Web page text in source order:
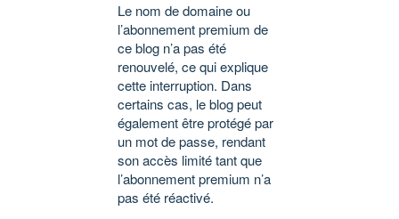
Le nom de domaine ou
l’abonnement premium de
ce blog n’a pas été
renouvelé, ce qui explique
cette interruption. Dans
certains cas, le blog peut
également être protégé par
un mot de passe, rendant
son accès limité tant que
l’abonnement premium n’a
pas été réactivé.